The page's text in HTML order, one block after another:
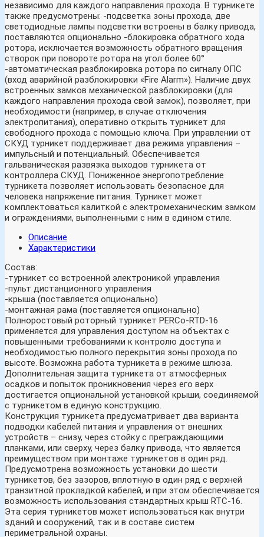
независимо для каждого направления прохода. В турникете
также предусмотрены: -подсветка зоны прохода, две
светодиодные лампы подсветки встроены в балку привода,
поставляются опционально -блокировка обратного хода
ротора, исключается возможность обратного вращения
створок при повороте ротора на угол более 60°
-автоматическая разблокировка ротора по сигналу ОПС
(вход аварийной разблокировки «Fire Alarm»). Наличие двух
встроенных замков механической разблокировки (для
каждого направления прохода свой замок), позволяет, при
необходимости (например, в случае отключения
электропитания), оперативно открыть турникет для
свободного прохода с помощью ключа. При управлении от
СКУД турникет поддерживает два режима управления –
импульсный и потенциальный. Обеспечивается
гальваническая развязка выходов турникета от
контроллера СКУД. Пониженное энергопотребление
турникета позволяет использовать безопасное для
человека напряжение питания. Турникет может
комплектоваться калиткой с электромеханическим замком
и ограждениями, выполненными с ним в едином стиле.
Описание
Характеристики
Состав:
-турникет со встроенной электроникой управления
-пульт дистанционного управления
-крыша (поставляется опционально)
-монтажная рама (поставляется опционально)
Полноростовый роторный турникет PERCo-RTD-16
применяется для управления доступом на объектах с
повышенными требованиями к контролю доступа и
необходимостью полного перекрытия зоны прохода по
высоте. Возможна работа турникета в режиме шлюза.
Дополнительная защита турникета от атмосферных
осадков и попыток проникновения через его верх
достигается опциональной установкой крыши, соединяемой
с турникетом в единую конструкцию.
Конструкция турникета предусматривает два варианта
подводки кабелей питания и управления от внешних
устройств – снизу, через стойку с преграждающими
планками, или сверху, через балку привода, что является
преимуществом при монтаже турникетов в один ряд.
Предусмотрена возможность установки до шести
турникетов, без зазоров, вплотную в один ряд с верхней
транзитной прокладкой кабелей, и при этом обеспечивается
возможность использования стандартных крыш RTC-16.
Эта серия турникетов может использоваться как внутри
зданий и сооружений, так и в составе систем
периметральной охраны.